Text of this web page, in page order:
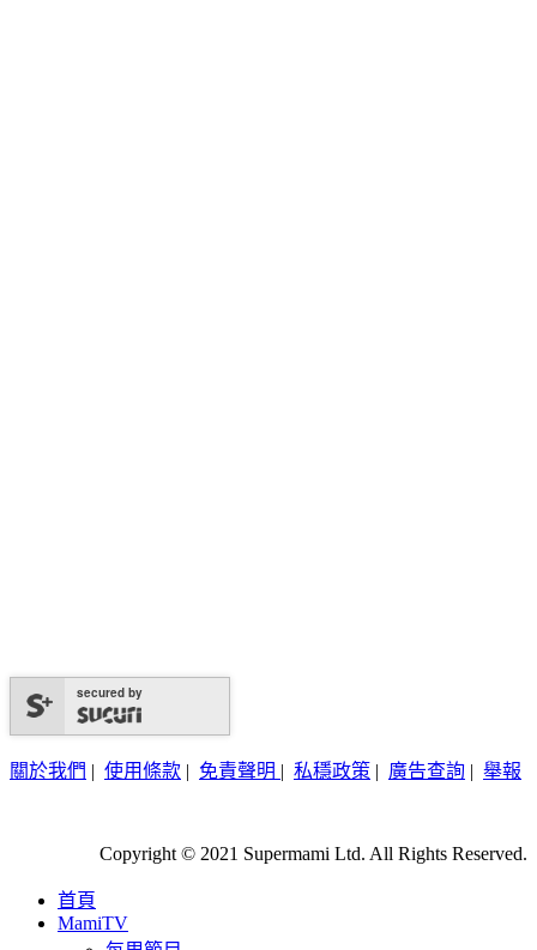
secured by
關於我們 | 使用條款 | 免責聲明 | 私穩政策 | 廣告查詢 | 舉報
Copyright © 2021 Supermami Ltd. All Rights Reserved.
首頁
MamiTV